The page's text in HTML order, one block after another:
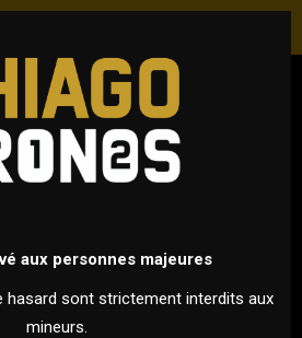
FOOTBALL
- PREMIER LEAGUE
2026 À 20H30
VS
aux personnes majeures
hasard sont strictement interdits aux
mineurs.